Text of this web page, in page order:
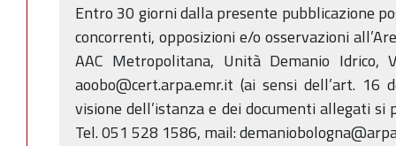
Entro 30 giorni dalla presente pubblicazione
concorrenti, opposizioni e/o osservazioni
AAC Metropolitana, Unità Demanio Idrico,
aoobo@cert.arpa.emr.it (ai sensi dell’art. 16
visione dell’istanza e dei documenti allegati
Tel. 051 528 1586, mail: